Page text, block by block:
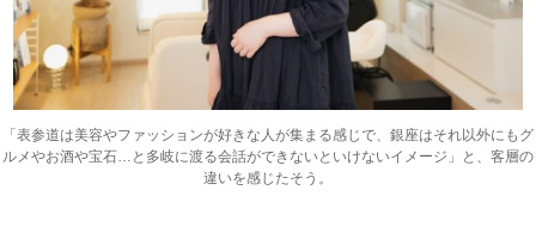
「表参道は美容やファッションが好きな人が集まる感じで、銀座はそれ以外にもグ
ルメやお酒や宝石…と多岐に渡る会話ができないといけないイメージ」と、客層の
違いを感じたそう。